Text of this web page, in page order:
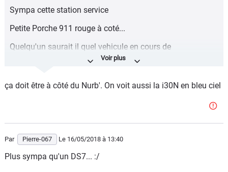
Sympa cette station service
Petite Porche 911 rouge à coté...
Quelqu'un saurait il quel vehicule en cours de
developpement se cache en arrière plan de ce sportage
ça doit être à côté du Nurb'. On voit aussi la i30N en bleu ciel
Par Pierre-067 Le 16/05/2018 à 13:40
Plus sympa qu'un DS7... :/